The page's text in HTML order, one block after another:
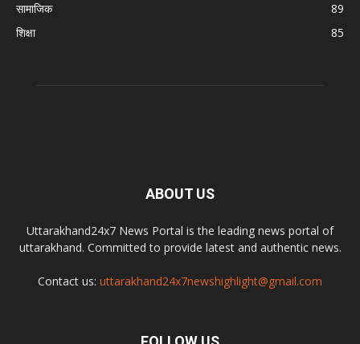
सामाजिक
89
शिक्षा
85
ABOUT US
Uttarakhand24x7 News Portal is the leading news portal of
uttarakhand. Committed to provide latest and authentic news.
Contact us: uttarakhand24x7newshighlight@gmail.com